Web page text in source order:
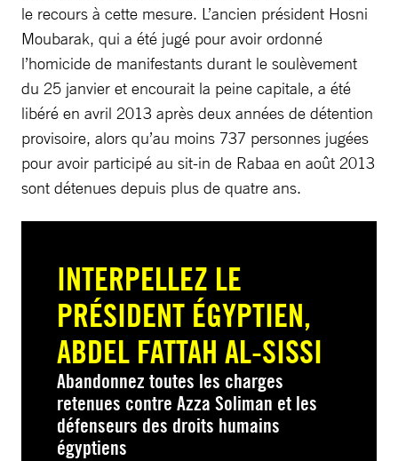
le recours à cette mesure. L’ancien président Hosni
Moubarak, qui a été jugé pour avoir ordonné
l’homicide de manifestants durant le soulèvement
du 25 janvier et encourait la peine capitale, a été
libéré en avril 2013 après deux années de détention
provisoire, alors qu’au moins 737 personnes jugées
pour avoir participé au sit-in de Rabaa en août 2013
sont détenues depuis plus de quatre ans.
INTERPELLEZ LE
PRÉSIDENT ÉGYPTIEN,
ABDEL FATTAH AL-SISSI
Abandonnez toutes les charges
retenues contre Azza Soliman et les
défenseurs des droits humains
égyptiens